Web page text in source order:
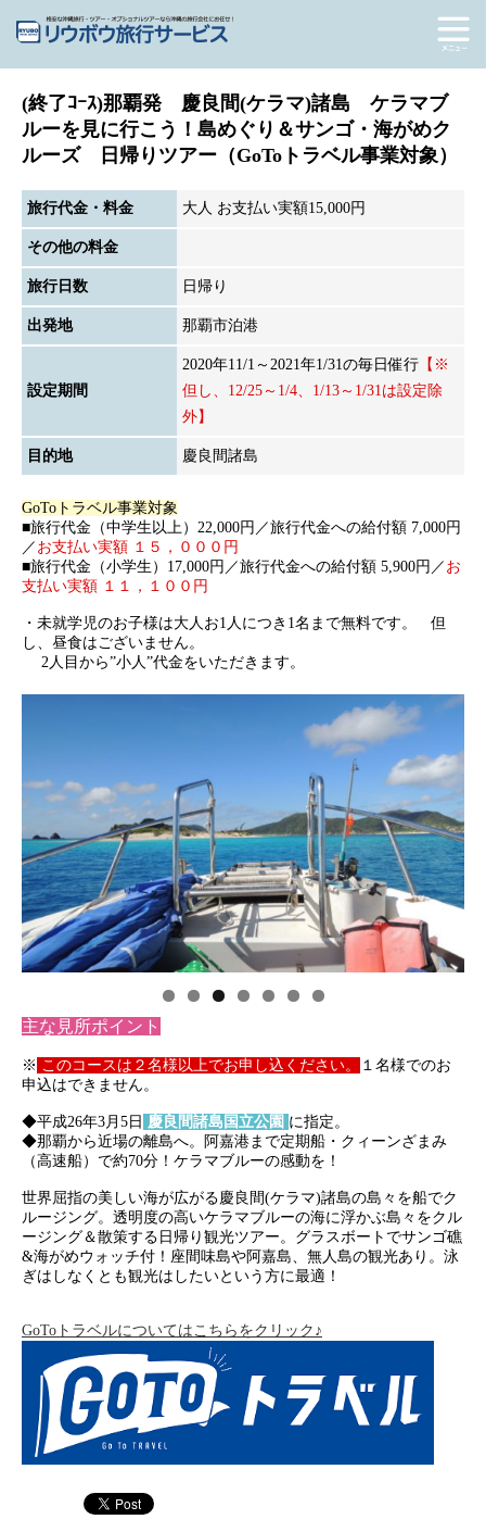
(終了ｺｰｽ)那覇発 慶良間(ケラマ)諸島 ケラマブ
ルーを見に行こう！島めぐり＆サンゴ・海がめク
ルーズ 日帰りツアー（GoToトラベル事業対象）
旅行代金・料金 大人 お支払い実額15,000円
その他の料金
旅行日数 日帰り
出発地 那覇市泊港
設定期間
2020年11/1～2021年1/31の毎日催行 【※
但し、12/25～1/4、1/13～1/31は設定除
外】
目的地 慶良間諸島
GoToトラベル事業対象
■旅行代金（中学生以上）22,000円／旅行代金への給付額 7,000円
／ お支払い実額 １５，０００円
■旅行代金（小学生）17,000円／旅行代金への給付額 5,900円／ お
支払い実額 １１，１００円
・未就学児のお子様は大人お1人につき1名まで無料です。 但
し、昼食はございません。
2人目から”小人”代金をいただきます。
主な見所ポイント
※ このコースは２名様以上でお申し込ください。
１名様でのお
申込はできません。
◆平成26年3月5日 慶良間諸島国立公園 に指定。
◆那覇から近場の離島へ。阿嘉港まで定期船・クィーンざまみ
（高速船）で約70分！ケラマブルーの感動を！
世界屈指の美しい海が広がる慶良間(ケラマ)諸島の島々を船でク
ルージング。透明度の高いケラマブルーの海に浮かぶ島々をクル
ージング＆散策する日帰り観光ツアー。グラスボートでサンゴ礁
&海がめウォッチ付！座間味島や阿嘉島、無人島の観光あり。泳
ぎはしなくとも観光はしたいという方に最適！
GoToトラベルについてはこちらをクリック♪